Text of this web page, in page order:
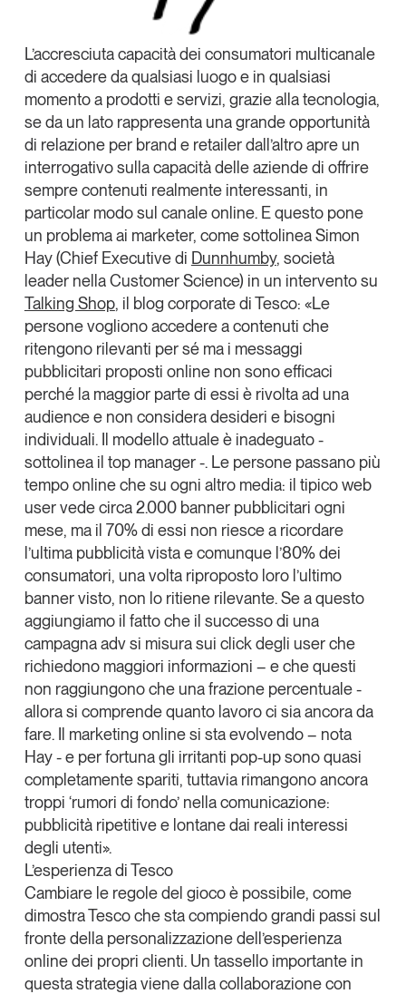
Tendenze Journal
La nostra newsletter nella tua email
Iscriviti
Un anno di
Tendenze2026
Leggi il magazine
Tendenze è il magazine di GS1 Italy che racconta in
modo indipendente il cambiamento e le sfide del largo
consumo e dell’economia a professionisti e
consumatori
GS1 Italy GS1 Italy GS1 Italy
Tendenze
GS1 Italy
L’accresciuta capacità dei consumatori multicanale
di accedere da qualsiasi luogo e in qualsiasi
momento a prodotti e servizi, grazie alla tecnologia,
se da un lato rappresenta una grande opportunità
di relazione per brand e retailer dall’altro apre un
interrogativo sulla capacità delle aziende di offrire
sempre contenuti realmente interessanti, in
particolar modo sul canale online. E questo pone
un problema ai marketer, come sottolineaSimon
Hay(Chief Executive di Dunnhumby, società
leader nella Customer Science) in un intervento su
Talking Shop, il blog corporate diTesco: «Le
persone vogliono accedere a contenuti che
ritengono rilevanti per sé ma i messaggi
pubblicitari proposti online non sono efficaci
perché la maggior parte di essi è rivolta ad una
audiencee non considera desideri e bisogni
individuali. Il modello attuale è inadeguato -
sottolinea il top manager -. Le persone passano più
tempo online che su ogni altro media: il tipico web
user vede circa 2.000 banner pubblicitari ogni
mese, ma il 70% di essi non riesce a ricordare
l’ultima pubblicità vista e comunque l’80% dei
consumatori, una volta riproposto loro l’ultimo
banner visto, non lo ritiene rilevante. Se a questo
aggiungiamo il fatto che il successo di una
campagna adv si misura sui click degli user che
richiedono maggiori informazioni – e che questi
non raggiungono che una frazione percentuale -
allora si comprende quanto lavoro ci sia ancora da
fare. Il marketing online si sta evolvendo – nota
Hay - e per fortuna gli irritanti pop-upsono quasi
completamente spariti, tuttavia rimangono ancora
troppi ‘rumori di fondo’ nella comunicazione:
pubblicità ripetitive e lontane dai reali interessi
degli utenti».
L’esperienza di Tesco
Cambiare le regole del gioco è possibile, come
dimostra Tesco che sta compiendo grandi passi sul
fronte della personalizzazione dell’esperienza
online dei propri clienti. Un tassello importante in
questa strategia viene dalla collaborazione con